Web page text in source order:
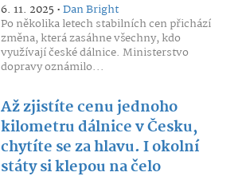
6. 11. 2025 •Dan Bright
Po několika letech stabilních cen přichází
změna, která zasáhne všechny, kdo
využívají české dálnice. Ministerstvo
dopravy oznámilo...
Až zjistíte cenu jednoho
kilometru dálnice v Česku,
chytíte se za hlavu. I okolní
státy si klepou na čelo